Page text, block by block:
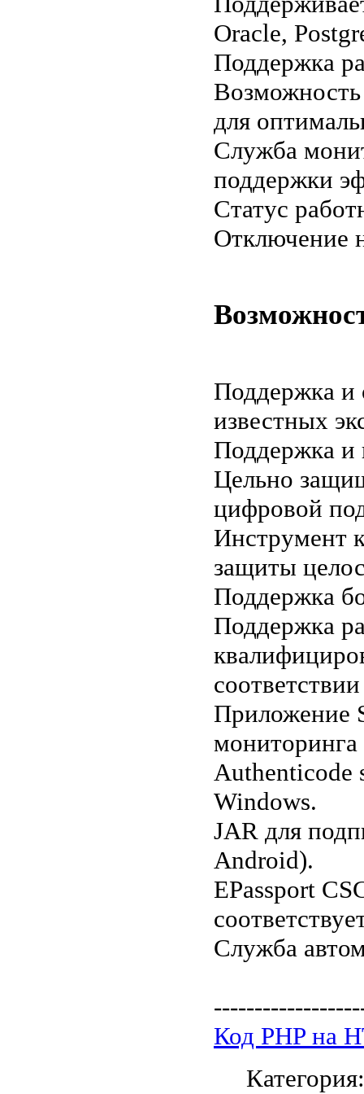
Oracle,
Поддержка
для
Служба
поддержки
Статус
Отключение
Поддержка и
известных
Поддержка и
Цельно
цифровой
Инструмент
защиты
Поддержка
Поддержка
Приложение
Authenticode
Windows.
JAR для
Android).
EPassport
Служба
Код PHP на